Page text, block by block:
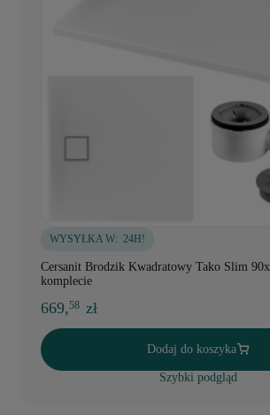
WYSYŁKA W: 24H!
Cersanit Brodzik Kwadratowy Tako Slim
komplecie
669,58 zł
Dodaj do koszyka
Szybki podgląd